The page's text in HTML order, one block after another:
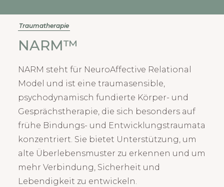
Traumatherapie
NARM™
NARM steht für NeuroAffective Relational
Model und ist eine traumasensible,
psychodynamisch fundierte Körper- und
Gesprächstherapie, die sich besonders auf
frühe Bindungs- und Entwicklungstraumata
konzentriert. Sie bietet Unterstützung, um
alte Überlebensmuster zu erkennen und um
mehr Verbindung, Sicherheit und
Lebendigkeit zu entwickeln.